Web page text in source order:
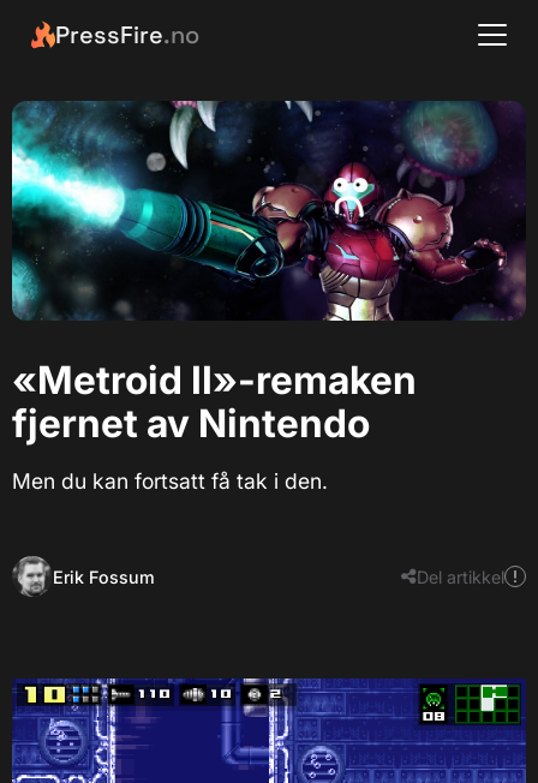
PressFire.no
«Metroid II»-remaken
fjernet av Nintendo
Men du kan fortsatt få tak i den.
Erik Fossum Del artikkel